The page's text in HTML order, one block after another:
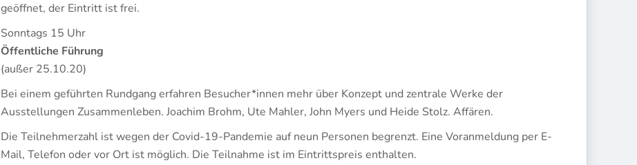
geöffnet, der Eintritt ist frei.
Sonntags 15 Uhr
Öffentliche Führung
(außer 25.10.20)
Bei einem geführten Rundgang erfahren Besucher*innen mehr über Konzept und zentrale Werke der
Ausstellungen Zusammenleben. Joachim Brohm, Ute Mahler, John Myers und Heide Stolz. Affären.
Die Teilnehmerzahl ist wegen der Covid-19-Pandemie auf neun Personen begrenzt. Eine Voranmeldung per E-
Mail, Telefon oder vor Ort ist möglich. Die Teilnahme ist im Eintrittspreis enthalten.